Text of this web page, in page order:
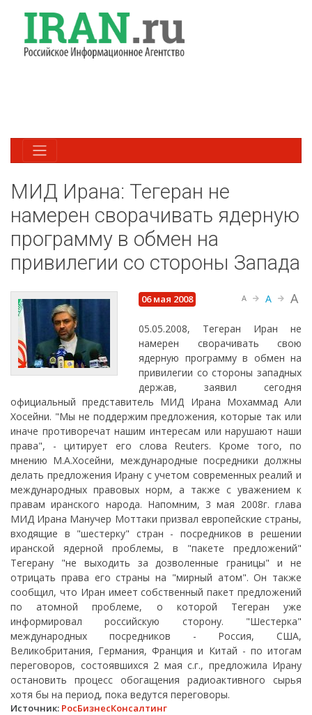
МИД Ирана: Тегеран не
намерен сворачивать ядерную
программу в обмен на
привилегии со стороны Запада
06 мая 2008 A A A
05.05.2008, Тегеран Иран не
намерен сворачивать свою
ядерную программу в обмен на
привилегии со стороны западных
держав, заявил сегодня
официальный представитель МИД Ирана Мохаммад Али
Хосейни. "Мы не поддержим предложения, которые так или
иначе противоречат нашим интересам или нарушают наши
права", - цитирует его слова Reuters. Кроме того, по
мнению М.А.Хосейни, международные посредники должны
делать предложения Ирану с учетом современных реалий и
международных правовых норм, а также с уважением к
правам иранского народа. Напомним, 3 мая 2008г. глава
МИД Ирана Манучер Моттаки призвал европейские страны,
входящие в "шестерку" стран - посредников в решении
иранской ядерной проблемы, в "пакете предложений"
Тегерану "не выходить за дозволенные границы" и не
отрицать права его страны на "мирный атом". Он также
сообщил, что Иран имеет собственный пакет предложений
по атомной проблеме, о которой Тегеран уже
информировал российскую сторону. "Шестерка"
международных посредников - Россия, США,
Великобритания, Германия, Франция и Китай - по итогам
переговоров, состоявшихся 2 мая с.г., предложила Ирану
остановить процесс обогащения радиоактивного сырья
хотя бы на период, пока ведутся переговоры.
Источник: РосБизнесКонсалтинг